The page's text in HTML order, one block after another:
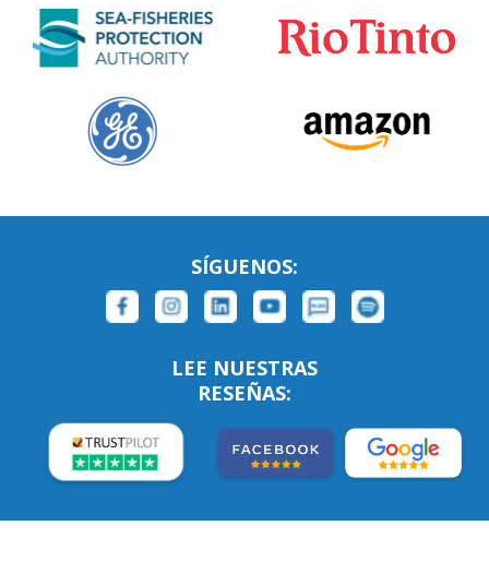
SÍGUENOS:
LEE NUESTRAS
RESEÑAS: